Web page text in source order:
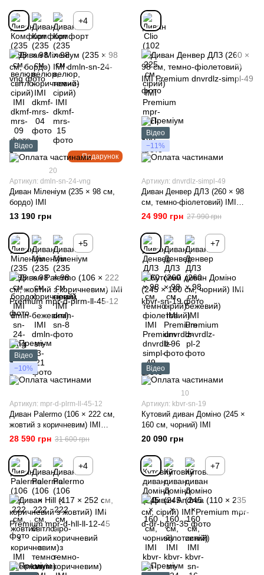
+4
Подарунок
Відео
20
Артикул: dmln-sn-24-vng
Диван Міленіум (235 × 98 см,
бордо) ІМІ
13 190 грн
+5
Відео
−11%
Артикул: dnvrdlz-simpl-49
Диван Денвер ДЛЗ (260 × 98
см, темно-фіолетовий) IMI
Premium
24 990 грн 27 990 грн
+7
Відео
−10%
Артикул: mpr-d-plrm-ll-45-12
Диван Palermo (106 × 222 см,
жовтий з коричневим) IMI
Premium
28 590 грн 31 600 грн
+4
Відео
10
Артикул: kbvr-sn-19
Кутовий диван Доміно (245 ×
160 см, чорний) ІМІ
20 090 грн
+7